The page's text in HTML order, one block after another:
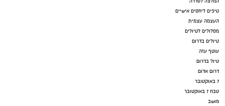
טיפים ליחסים אישיים
העצמה עצמית
מסלולים לטיולים
טיולים בדרום
עוטף עזה
טיול בדרום
דרום אדום
7 באוקטובר
טבח 7 באוקטובר
מושב